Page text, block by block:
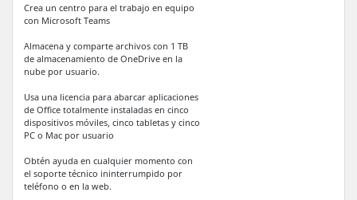
Crea un centro para el trabajo en equipo
con Microsoft Teams
Almacena y comparte archivos con 1 TB
de almacenamiento de OneDrive en la
nube por usuario.
Usa una licencia para abarcar aplicaciones
de Office totalmente instaladas en cinco
dispositivos móviles, cinco tabletas y cinco
PC o Mac por usuario
Obtén ayuda en cualquier momento con
el soporte técnico ininterrumpido por
teléfono o en la web.